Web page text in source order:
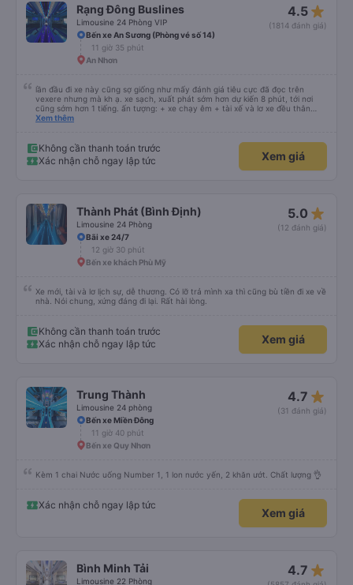
Rạng Đông Buslines
Limousine 24 Phòng VIP
4.5 star_rate
(1814 đánh giá)
Bến xe An Sương (Phòng vé số 14)
11 giờ 35 phút
An Nhơn
lần đầu đi xe này cũng sợ giống như mấy đánh giá tiêu cực đã đọc trên
vexere nhưng mà kh ạ. xe sạch, xuất phát sớm hơn dự kiến 8 phút, tới nơi
cũng sớm hơn 1 tiếng. ấn tượng: + xe chạy êm + tài xế và lơ xe đều thân
thiện dễ thương. thật ra cũng kh tiếp xúc nhiều+ lắm nhưng cá nhân mình
an sương, xe dừng đúng 3 lần (cả ăn tối) cho khách đi vệ sinh. cái hay ở đây
là khi gần tới chỗ ăn tối sẽ có loa thông báo, loa báo là dừng 30p nhưng thực
tế chỉ dừng khoảng 25p, chắc do khách đã lên đông đủ. tóm lại thì lần đầu đi
Xem thêm
Không cần thanh toán trước
Xác nhận chỗ ngay lập tức
Xem giá
Thành Phát (Bình Định)
Limousine 24 Phòng
5.0 star_rate
(12 đánh giá)
Bãi xe 24/7
12 giờ 30 phút
Bến xe khách Phù Mỹ
Xe mới, tài và lơ lịch sự, dễ thương. Có lỡ trả mình xa thì cũng bù tiền đi xe về
nhà. Nói chung, xứng đáng đi lại. Rất hài lòng.
Không cần thanh toán trước
Xác nhận chỗ ngay lập tức
Xem giá
Trung Thành
Limousine 24 phòng
4.7 star_rate
(31 đánh giá)
Bến xe Miền Đông
11 giờ 40 phút
Bến xe Quy Nhơn
Kèm 1 chai Nước uống Number 1, 1 lon nước yến, 2 khăn ướt. Chất lượng 👌
Xác nhận chỗ ngay lập tức
Xem giá
Bình Minh Tải
Limousine 22 Phòng
4.7 star_rate